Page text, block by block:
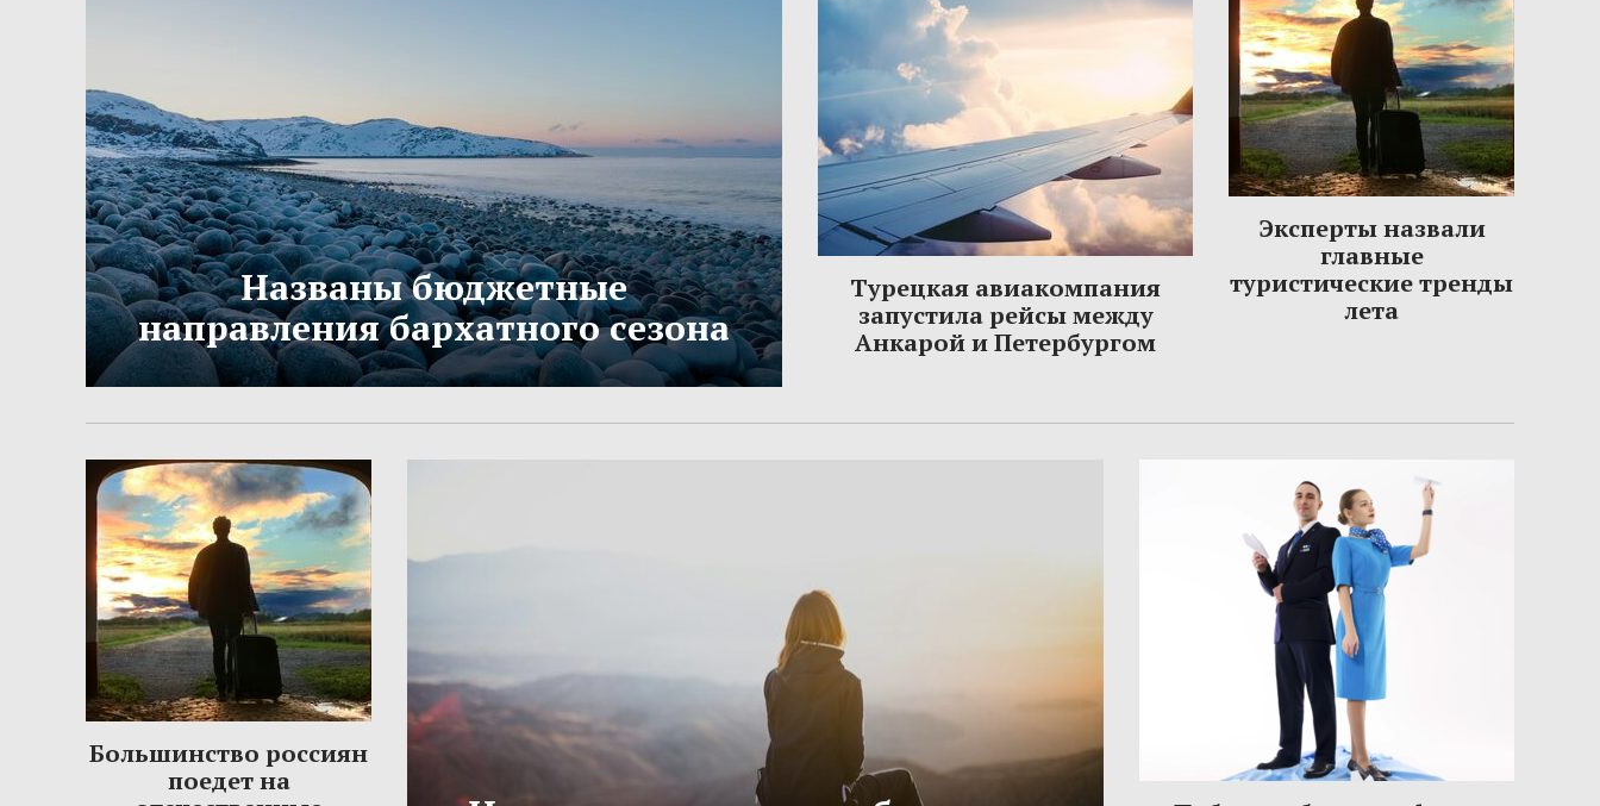
Названы бюджетные
направления бархатного сезона
Турецкая авиакомпания
запустила рейсы между
Анкарой и Петербургом
Эксперты назвали
главные
туристические тренды
лета
Большинство россиян
поедет на